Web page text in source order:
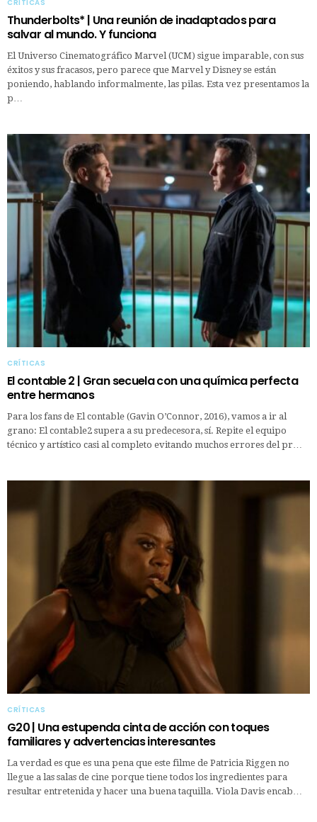
CRÍTICAS
Thunderbolts* | Una reunión de inadaptados para
salvar al mundo. Y funciona
El Universo Cinematográfico Marvel (UCM) sigue imparable, con sus
éxitos y sus fracasos, pero parece que Marvel y Disney se están
poniendo, hablando informalmente, las pilas. Esta vez presentamos la
p…
CRÍTICAS
El contable 2 | Gran secuela con una química perfecta
entre hermanos
Para los fans de El contable (Gavin O’Connor, 2016), vamos a ir al
grano: El contable2 supera a su predecesora, sí. Repite el equipo
técnico y artístico casi al completo evitando muchos errores del pr…
CRÍTICAS
G20 | Una estupenda cinta de acción con toques
familiares y advertencias interesantes
La verdad es que es una pena que este filme de Patricia Riggen no
llegue a las salas de cine porque tiene todos los ingredientes para
resultar entretenida y hacer una buena taquilla. Viola Davis encab…